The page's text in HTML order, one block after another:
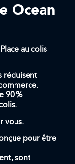
Ocean
au colis
réduisent
90 %
vous.
pour être
sont